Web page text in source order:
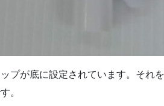
プが底に設定されています。それ
。